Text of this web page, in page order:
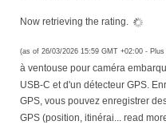
Now retrieving the rating.
(as of 26/03/2026 15:59 GMT +02:00 - Plus
à ventouse pour caméra
USB-C et d'un détecteur GPS.
GPS, vous pouvez enregistrer
GPS (position, itinérai... read